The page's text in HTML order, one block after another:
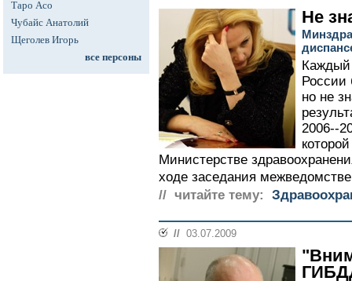
Таро Асо
Чубайс Анатолий
Щеголев Игорь
все персоны
Не
Каждый
России
но не
2006--
Министерстве
ходе заседания
// читайте тему:
// 03.07.2009